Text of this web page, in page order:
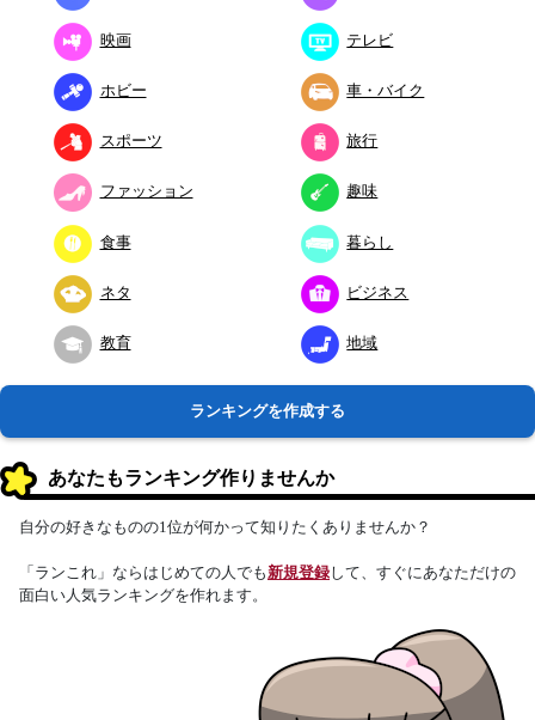
映画 テレビ
ホビー 車・バイク
スポーツ 旅行
ファッション 趣味
食事 暮らし
ネタ ビジネス
教育 地域
ランキングを作成する
あなたもランキング作りませんか
自分の好きなものの1位が何かって知りたくありませんか？
「ランこれ」ならはじめての人でも新規登録して、すぐにあなただけの
面白い人気ランキングを作れます。